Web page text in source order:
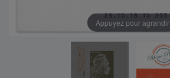
Appuyez pour agrandir